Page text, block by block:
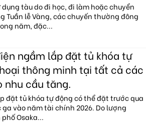
tàu do đi học, đi làm hoặc chuyển
Tuần lễ Vàng, các chuyến thường đông
năm, đặc...
ngầm lắp đặt tủ khóa tự
thông minh tại tất cả các
nhu cầu tăng.
đặt tủ khóa tự động có thể đặt trước qua
vào năm tài chính 2026. Do lượng
Osaka...